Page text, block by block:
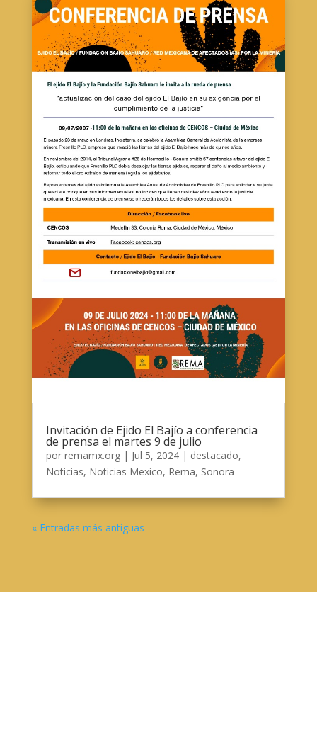
Invitación de Ejido El Bajío a conferencia
de prensa el martes 9 de julio
por remamx.org| Jul 5, 2024| destacado,
Noticias, Noticias Mexico, Rema, Sonora
« Entradas más antiguas